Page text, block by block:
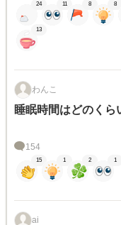
24 11 8 8
13
わんこ
睡眠時間はどのくら
154
15 1 2 1
ai